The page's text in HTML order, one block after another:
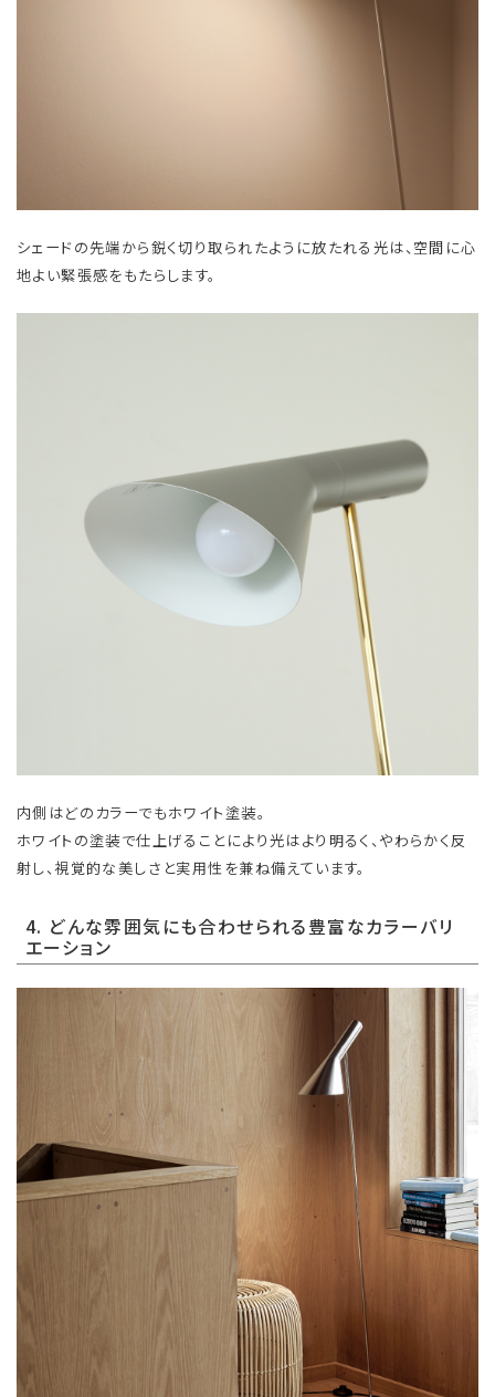
シェードの先端から鋭く切り取られたように放たれる光は、空間に心
地よい緊張感をもたらします。
内側はどのカラーでもホワイト塗装。
ホワイトの塗装で仕上げることにより光はより明るく、やわらかく反
射し、視覚的な美しさと実用性を兼ね備えています。
4. どんな雰囲気にも合わせられる豊富なカラーバリ
エーション